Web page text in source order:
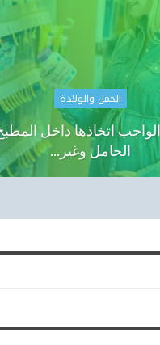
الحمل والولادة
الواجب اتخاذها داخل
الحامل وغير…